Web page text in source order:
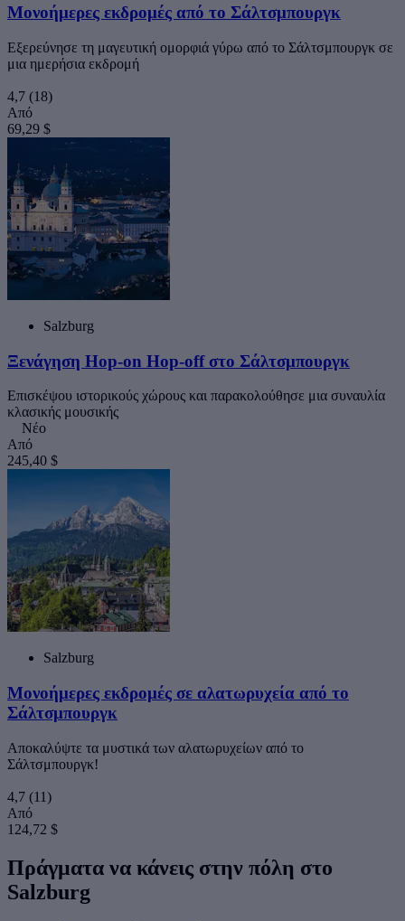
Μονοήμερες εκδρομές από το Σάλτσμπουργκ
Εξερεύνησε τη μαγευτική ομορφιά γύρω από το Σάλτσμπουργκ σε
μια ημερήσια εκδρομή
4,7 (18)
Από
69,29 $
Salzburg
Ξενάγηση Hop-on Hop-off στο Σάλτσμπουργκ
Επισκέψου ιστορικούς χώρους και παρακολούθησε μια συναυλία
κλασικής μουσικής
Νέο
Από
245,40 $
Salzburg
Μονοήμερες εκδρομές σε αλατωρυχεία από το
Σάλτσμπουργκ
Αποκαλύψτε τα μυστικά των αλατωρυχείων από το
Σάλτσμπουργκ!
4,7 (11)
Από
124,72 $
Πράγματα να κάνεις στην πόλη στο
Salzburg